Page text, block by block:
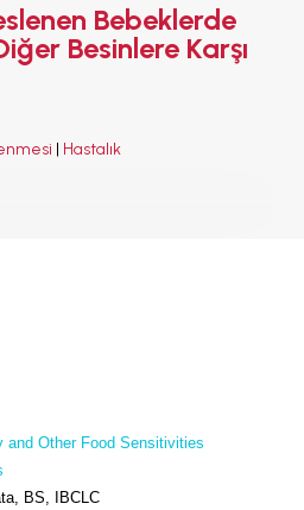
EMZİRME
DÖNEMLERİ
EMZİRME
HAFTASI 2026
Bebeklerde
Besinlere Karşı
| Hastalık
and Other Food Sensitivities
BS, IBCLC